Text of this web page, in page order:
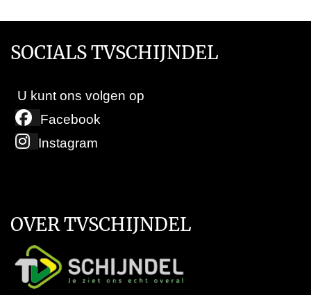
SOCIALS TVSCHIJNDEL
U kunt ons volgen op
Facebook
Instagram
OVER TVSCHIJNDEL